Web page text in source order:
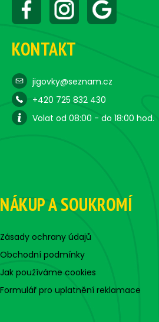
KONTAKT
jigovky@seznam.cz
+420 725 832 430
Volat od 08:00 - do 18:00 hod.
NÁKUP A SOUKROMÍ
Zásady ochrany údajů
Obchodní podmínky
Jak používáme cookies
Formulář pro uplatnění reklamace